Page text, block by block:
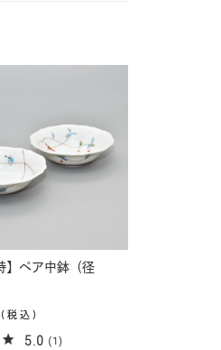
】ペア中鉢（径
(税込)
5.0 (1)